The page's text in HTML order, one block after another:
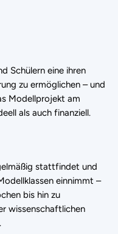
Schülern eine ihren
zu ermöglichen – und
Modellprojekt am
als auch finanziell.
stattfindet und
einnimmt –
bis hin zu
wissenschaftlichen